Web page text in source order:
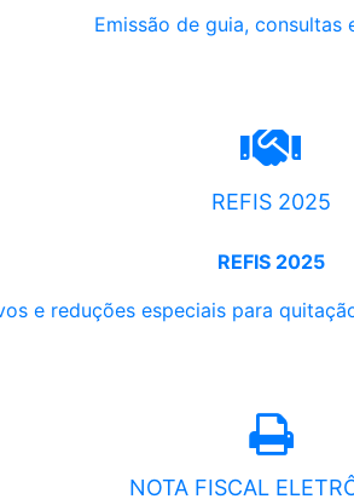
Emissão de guia, consultas
REFIS 2025
REFIS 2025
e reduções especiais para
NOTA FISCAL